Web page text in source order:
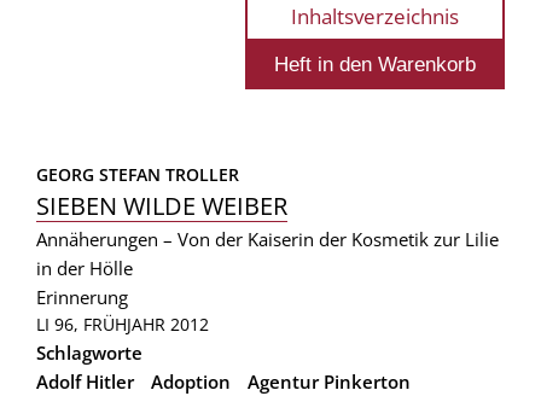
Inhaltsverzeichnis
GEORG STEFAN TROLLER
SIEBEN WILDE WEIBER
Annäherungen – Von der Kaiserin der Kosmetik zur Lilie
in der Hölle
Erinnerung
LI 96, FRÜHJAHR 2012
Schlagworte
Adolf Hitler
Adoption
Agentur Pinkerton